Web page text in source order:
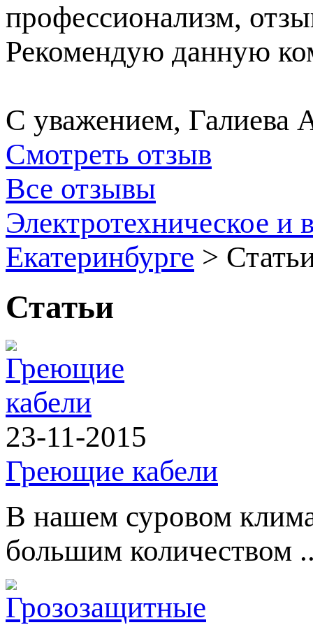
профессионализм,
Рекомендую данную
С уважением, Галиева
Смотреть отзыв
Все отзывы
Электротехническое и
Екатеринбурге >
Статьи
23-11-2015
Греющие кабели
В нашем суровом
большим количеством